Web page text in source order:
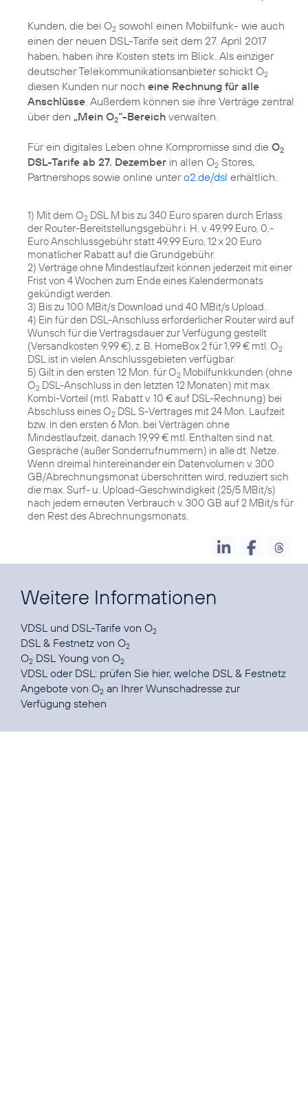
Kunden, die bei O2 sowohl einen Mobilfunk- wie auch
einen der neuen DSL-Tarife seit dem 27. April 2017
haben, haben ihre Kosten stets im Blick. Als einziger
deutscher Telekommunikationsanbieter schickt O2
diesen Kunden nur noch eine Rechnung für alle
Anschlüsse. Außerdem können sie ihre Verträge zentral
über den „Mein O2“-Bereich verwalten.
Für ein digitales Leben ohne Kompromisse sind die O2
DSL-Tarife ab 27. Dezember in allen O2 Stores,
Partnershops sowie online untero2.de/dsl erhältlich.
1) Mit dem O2 DSL M bis zu 340 Euro sparen durch Erlass
der Router-Bereitstellungsgebühr i. H. v. 49,99 Euro, 0,-
Euro Anschlussgebühr statt 49,99 Euro, 12 x 20 Euro
monatlicher Rabatt auf die Grundgebühr.
2) Verträge ohne Mindestlaufzeit können jederzeit mit einer
Frist von 4 Wochen zum Ende eines Kalendermonats
gekündigt werden.
3) Bis zu 100 MBit/s Download und 40 MBit/s Upload.
4) Ein für den DSL-Anschluss erforderlicher Router wird auf
Wunsch für die Vertragsdauer zur Verfügung gestellt
(Versandkosten 9,99 €), z. B. HomeBox 2 für 1,99 € mtl. O2
DSL ist in vielen Anschlussgebieten verfügbar.
5) Gilt in den ersten 12 Mon. für O2 Mobilfunkkunden (ohne
O2 DSL-Anschluss in den letzten 12 Monaten) mit max.
Kombi-Vorteil (mtl. Rabatt v. 10 € auf DSL-Rechnung) bei
Abschluss eines O2 DSL S-Vertrages mit 24 Mon. Laufzeit
bzw. in den ersten 6 Mon. bei Verträgen ohne
Mindestlaufzeit, danach 19,99 € mtl. Enthalten sind nat.
Gespräche (außer Sonderrufnummern) in alle dt. Netze.
Wenn dreimal hintereinander ein Datenvolumen v. 300
GB/Abrechnungsmonat überschritten wird, reduziert sich
die max. Surf- u. Upload-Geschwindigkeit (25/5 MBit/s)
nach jedem erneuten Verbrauch v. 300 GB auf 2 MBit/s für
den Rest des Abrechnungsmonats.
Weitere Informationen
VDSL und DSL-Tarife von O2
DSL & Festnetz von O2
O2 DSL Young von O2
VDSL oder DSL: prüfen Sie hier, welche DSL & Festnetz
Angebote von O2 an Ihrer Wunschadresse zur
Verfügung stehen